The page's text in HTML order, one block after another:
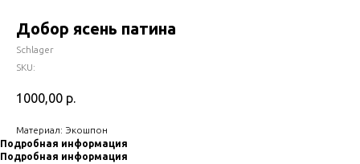
Добор ясень патина
Schlager
SKU:
1000,00 р.
Материал: Экошпон
Подробная информация
Подробная информация